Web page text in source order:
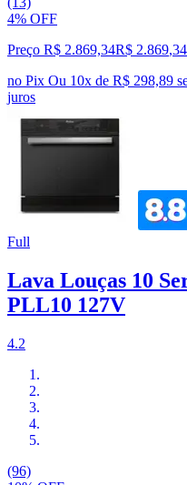
4% OFF
Preço R$ 2.869,34R$ 2.869,34
no Pix Ou 10x de R$ 298,89
juros
Full
Lava Louças 10
PLL10 127V
4.2
(96)